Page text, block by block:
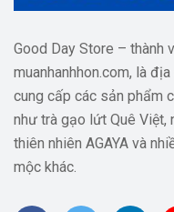
Good Day Store – thành
muanhanhhon.com, là
cung cấp các sản phẩm
như trà gạo lứt Quê Việt,
thiên nhiên AGAYA và
mộc khác.